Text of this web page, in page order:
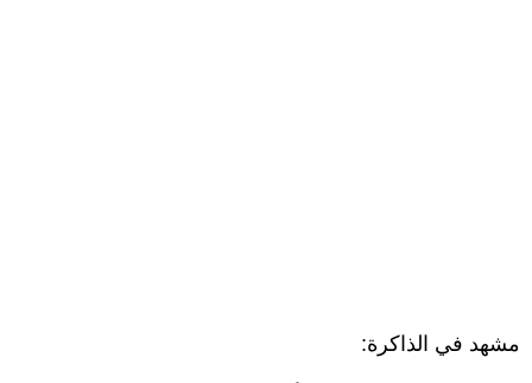
مشهد في الذاكرة: